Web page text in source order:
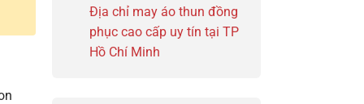
Địa chỉ may áo thun đồng
phục cao cấp uy tín tại TP
Hồ Chí Minh